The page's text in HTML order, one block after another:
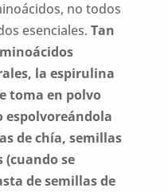
no todos
esenciales. Tan
la espirulina
toma en polvo
espolvoreándola
de chía, semillas
(cuando se
de semillas de